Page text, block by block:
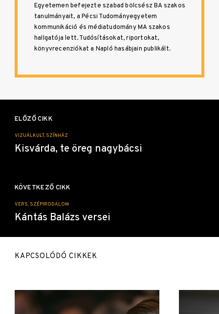
Egyetemen befejezte szabad bölcsész BA szakos
tanulmányait, a Pécsi Tudományegyetem
kommunikáció és médiatudomány MA szakos
hallgatója lett. Tudósításokat, riportokat,
könyvrecenziókat a Napló hasábjain publikált.
navigáció
ELŐZŐ CIKK
VIZUÁLKULT, SZÍNHÁZ
Kisvárda, te öreg nagybácsi
KÖVETKEZŐ CIKK
VERS, SZÉPIRODALOM
Kántás Balázs versei
KAPCSOLÓDÓ CIKKEK